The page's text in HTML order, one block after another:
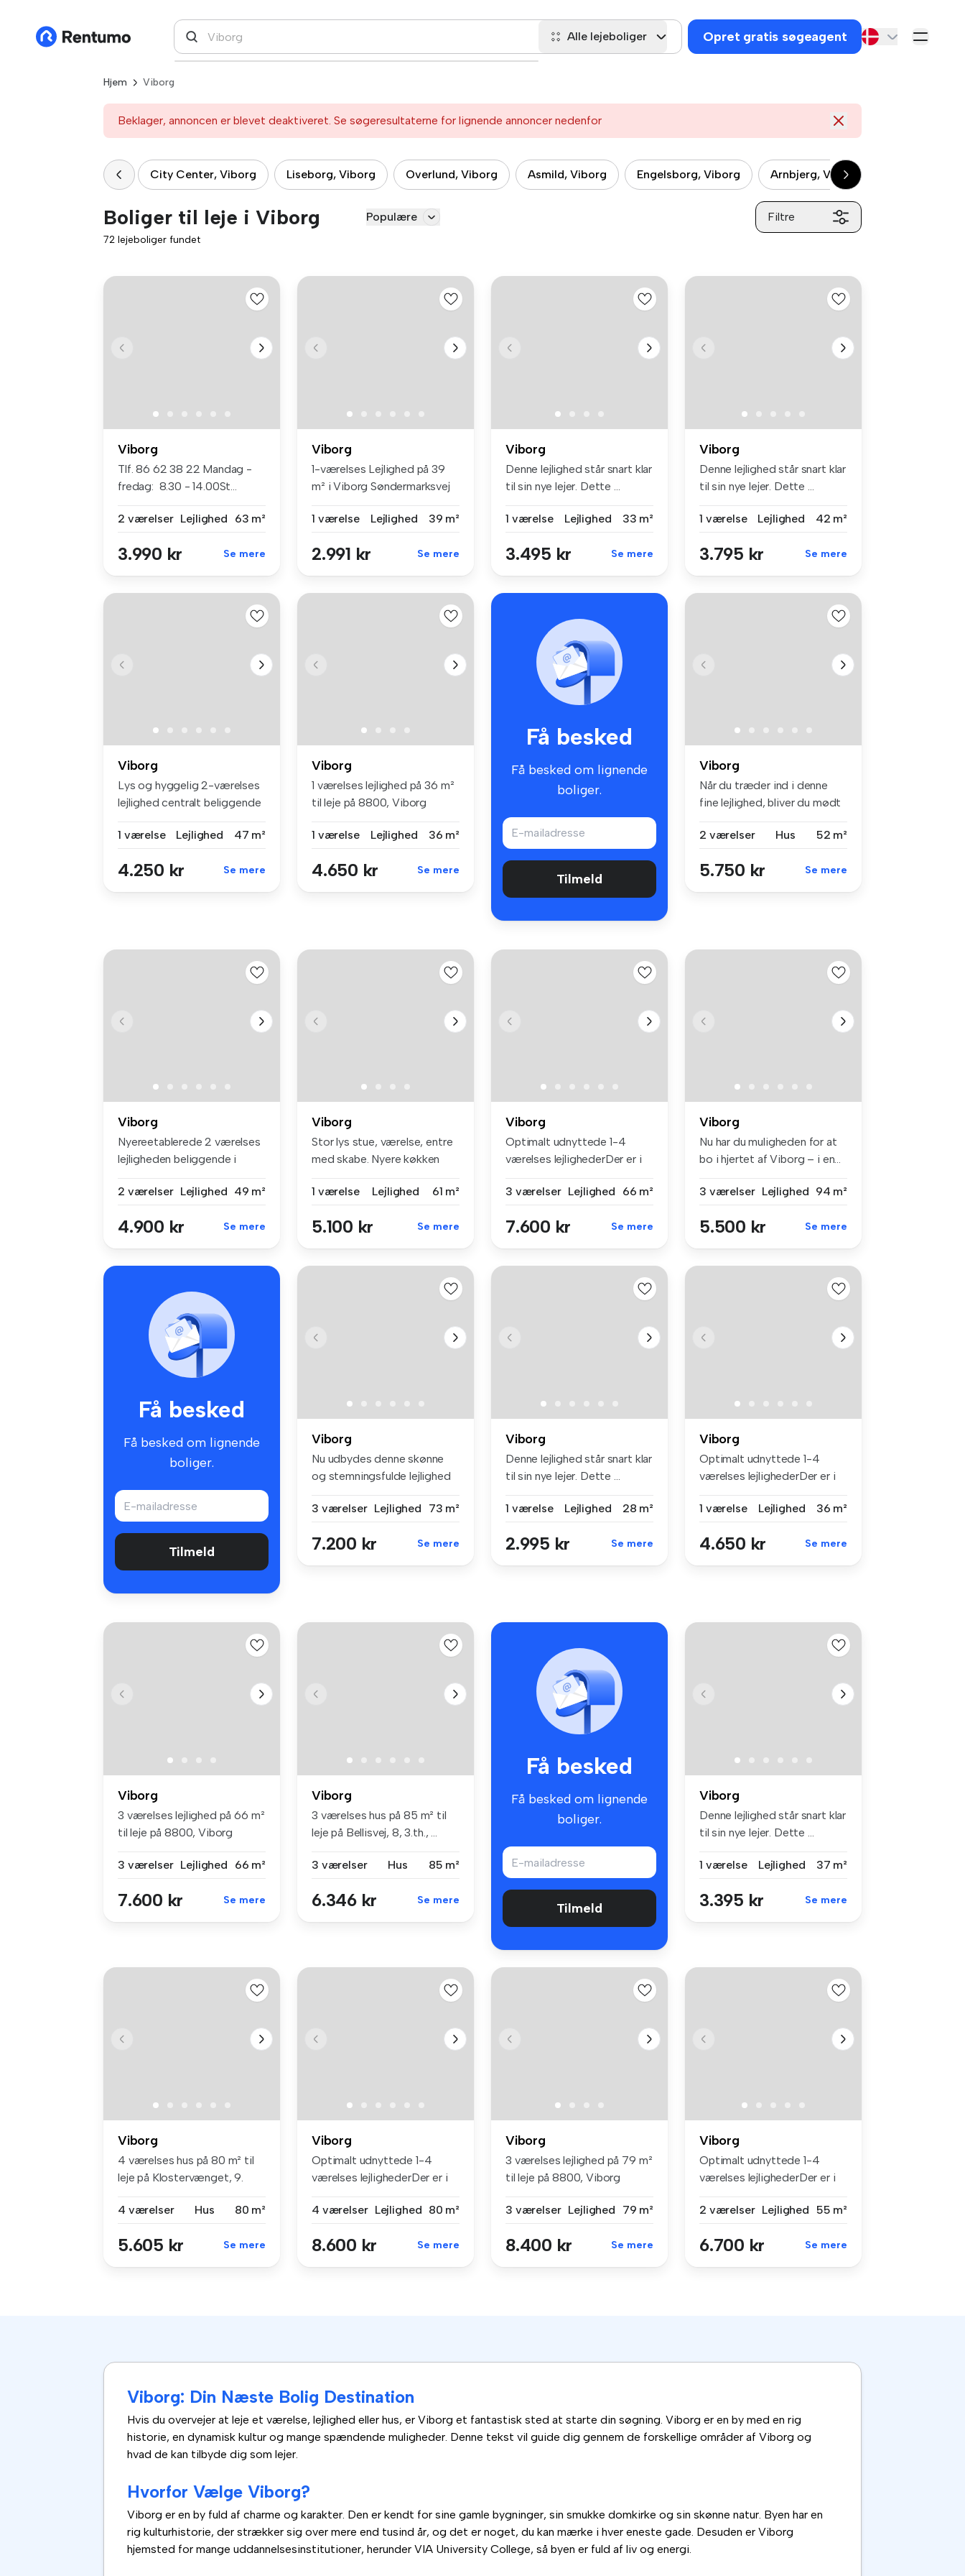
Alle lejeboliger Opret gratis søgeagent
Hjem Viborg
Beklager, annoncen er blevet deaktiveret. Se søgeresultaterne for lignende annoncer nedenfor
City Center, Viborg Liseborg, Viborg Overlund, Viborg Asmild, Viborg Engelsborg, Viborg Arnbjerg, Viborg
Boliger til leje i Viborg Populære Filtre
72 lejeboliger fundet
Viborg
​ Tlf. 86 62 38 22 Mandag -
fredag: 8.30 - 14.00​ St...
2 værelser Lejlighed 63 m²
3.990 kr Se mere
Viborg
1-værelses Lejlighed på 39
m² i Viborg Søndermarksvej
1 værelse
Lejlighed 39 m²
2.991 kr Se mere
Viborg
Denne lejlighed står snart klar
til sin nye lejer. Dette ...
1 værelse Lejlighed 33 m²
3.495 kr Se mere
Viborg
Denne lejlighed står snart klar
til sin nye lejer. Dette ...
1 værelse Lejlighed 42 m²
3.795 kr Se mere
Viborg
Lys og hyggelig 2-værelses
lejlighed centralt beliggende
1 værelse
Lejlighed 47 m²
4.250 kr Se mere
Viborg
1 værelses lejlighed på 36 m²
til leje på 8800, Viborg
1 værelse Lejlighed 36 m²
4.650 kr Se mere
Få besked
Få besked om lignende
boliger.
Tilmeld
Viborg
Når du træder ind i denne
fine lejlighed, bliver du mødt
2 værelser
Hus 52 m²
5.750 kr Se mere
Viborg
Nyereetablerede 2 værelses
lejligheden beliggende i
2 værelser Lejlighed 49 m²
4.900 kr Se mere
Viborg
Stor lys stue, værelse, entre
med skabe. Nyere køkken
1 værelse
Lejlighed 61 m²
5.100 kr Se mere
Viborg
Optimalt udnyttede 1-4
værelses lejlighederDer er i
3 værelser Lejlighed 66 m²
7.600 kr Se mere
Viborg
Nu har du muligheden for at
bo i hjertet af Viborg – i en...
3 værelser Lejlighed 94 m²
5.500 kr Se mere
Få besked
Få besked om lignende
boliger.
Tilmeld
Viborg
Nu udbydes denne skønne
og stemningsfulde lejlighed
3 værelser Lejlighed 73 m²
7.200 kr Se mere
Viborg
Denne lejlighed står snart klar
til sin nye lejer. Dette ...
1 værelse Lejlighed 28 m²
2.995 kr Se mere
Viborg
Optimalt udnyttede 1-4
værelses lejlighederDer er i
1 værelse
Lejlighed 36 m²
4.650 kr Se mere
Viborg
3 værelses lejlighed på 66 m²
til leje på 8800, Viborg
3 værelser Lejlighed 66 m²
7.600 kr Se mere
Viborg
3 værelses hus på 85 m² til
leje på Bellisvej, 8, 3.th., ...
3 værelser Hus 85 m²
6.346 kr Se mere
Få besked
Få besked om lignende
boliger.
Tilmeld
Viborg
Denne lejlighed står snart klar
til sin nye lejer. Dette ...
1 værelse Lejlighed 37 m²
3.395 kr Se mere
Viborg
4 værelses hus på 80 m² til
leje på Klostervænget, 9.
4 værelser
Hus 80 m²
5.605 kr Se mere
Viborg
Optimalt udnyttede 1-4
værelses lejlighederDer er i
4 værelser Lejlighed 80 m²
8.600 kr Se mere
Viborg
3 værelses lejlighed på 79 m²
til leje på 8800, Viborg
3 værelser Lejlighed 79 m²
8.400 kr Se mere
Viborg
Optimalt udnyttede 1-4
værelses lejlighederDer er i
2 værelser Lejlighed 55 m²
6.700 kr Se mere
Viborg: Din Næste Bolig Destination
Hvis du overvejer at leje et værelse, lejlighed eller hus, er Viborg et fantastisk sted at starte din søgning. Viborg er en by med en rig
historie, en dynamisk kultur og mange spændende muligheder. Denne tekst vil guide dig gennem de forskellige områder af Viborg og
hvad de kan tilbyde dig som lejer.
Hvorfor Vælge Viborg?
Viborg er en by fuld af charme og karakter. Den er kendt for sine gamle bygninger, sin smukke domkirke og sin skønne natur. Byen har en
rig kulturhistorie, der strækker sig over mere end tusind år, og det er noget, du kan mærke i hver eneste gade. Desuden er Viborg
hjemsted for mange uddannelsesinstitutioner, herunder VIA University College, så byen er fuld af liv og energi.